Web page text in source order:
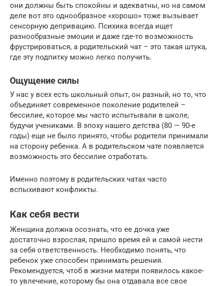
они должны быть спокойны и адекватны, но на самом
деле вот это однообразное «хорошо» тоже вызывает
сенсорную депривацию. Психика всегда ищет
разнообразные эмоции и даже где-то возможность
фрустрироваться, а родительский чат – это такая штука,
где эту подпитку можно легко получить.
Ощущение силы
У нас у всех есть школьный опыт, он разный, но то, что
объединяет современное поколение родителей –
бессилие, которое мы часто испытывали в школе,
будучи учениками. В эпоху нашего детства (80 — 90-е
годы) еще не было принято, чтобы родители принимали
на сторону ребенка. А в родительском чате появляется
возможность это бессилие отработать.
Именно поэтому в родительских чатах часто
вспыхивают конфликты.
Как себя вести
Женщина должна осознать, что ее дочка уже
достаточно взрослая, пришло время ей и самой нести
за себя ответственность. Необходимо понять, что
ребенок уже способен принимать решения.
Рекомендуется, чтоб в жизни матери появилось какое-
то увлечение, которому бы она отдавала все свое